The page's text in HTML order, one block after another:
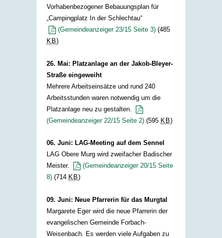
Vorhabenbezogener Bebauungsplan für
„Campingplatz In der Schlechtau“
(Gemeindeanzeiger 23/15 Seite 3) (485
KB)​ ​
26. Mai: Platzanlage an der Jakob-Bleyer-
Straße eingeweiht
Mehrere Arbeitseinsätze und rund 240
Arbeitsstunden waren notwendig um die
Platzanlage neu zu gestalten.
(Gemeindeanzeiger 22/15 Seite 2)​ (595 KB)​
06. Juni: LAG-Meeting auf dem Sennel
LAG Obere Murg wird zweifacher Badischer
Meister.​
(Gemeindeanzeiger 20/15 Seite
8) (714 KB)​ ​
09. Juni: Neue Pfarrerin für das Murgtal
Margarete Eger wird die neue Pfarrerin der
evangelischen Gemeinde Forbach-
Weisenbach. Es werden viele Aufgaben zu